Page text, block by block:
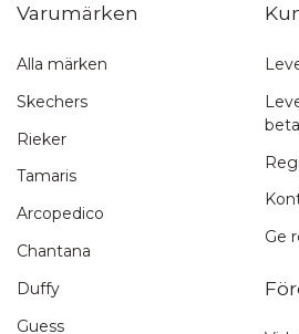
Snabb
1-3
Varumärken
Alla märken
Skechers
Rieker
Tamaris
Arcopedico
Chantana
Duffy
Guess
Ge